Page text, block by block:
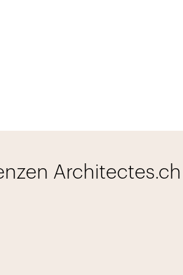
Architectes.ch